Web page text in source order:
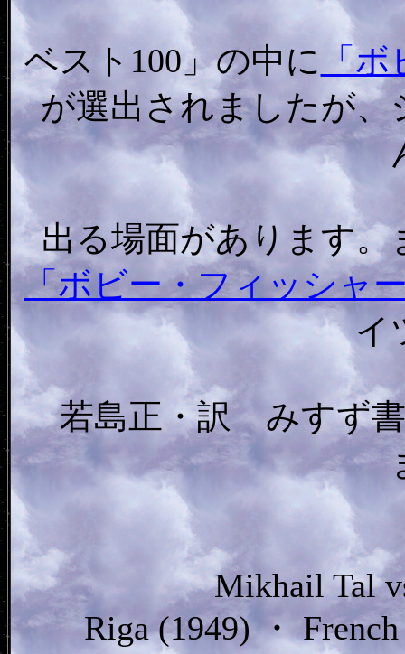
ベスト100」の中に 「
が選出されましたが
出る場面があります
「ボビー・フィッシャ
イ
若島正・訳 みすず書
Mikhail Tal
Riga (1949) ・